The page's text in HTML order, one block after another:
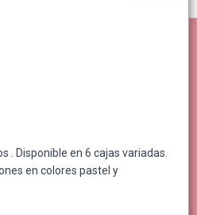
. Disponible en 6 cajas variadas.
en colores pastel y